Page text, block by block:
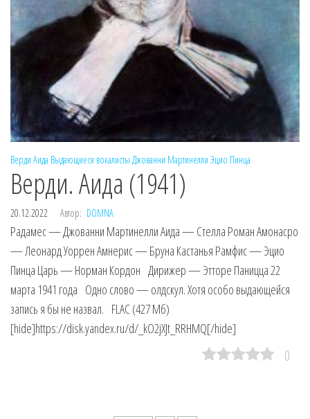
Верди Аида Выдающиеся вокалисты Джованни Мартинелли Эцио Пинца
Верди. Аида (1941)
20.12.2022 Автор: DOMNA
Радамес — Джованни Мартинелли Аида — Стелла Роман Амонасро
— Леонард Уоррен Амнерис — Бруна Кастанья Рамфис — Эцио
Пинца Царь — Норман Кордон Дирижер — Этторе Паницца 22
марта 1941 года Одно слово — олдскул. Хотя особо выдающейся
запись я бы не назвал. FLAC (427 Мб)
[hide]https://disk.yandex.ru/d/_kO2jXJt_RRHMQ[/hide]
0